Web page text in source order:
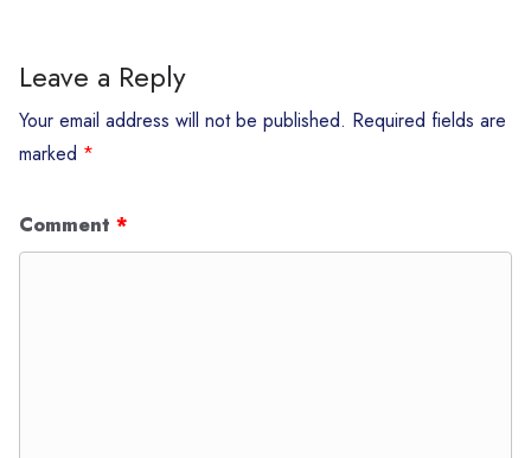
Leave a Reply
Your email address will not be published. Required fields are
marked *
Comment *